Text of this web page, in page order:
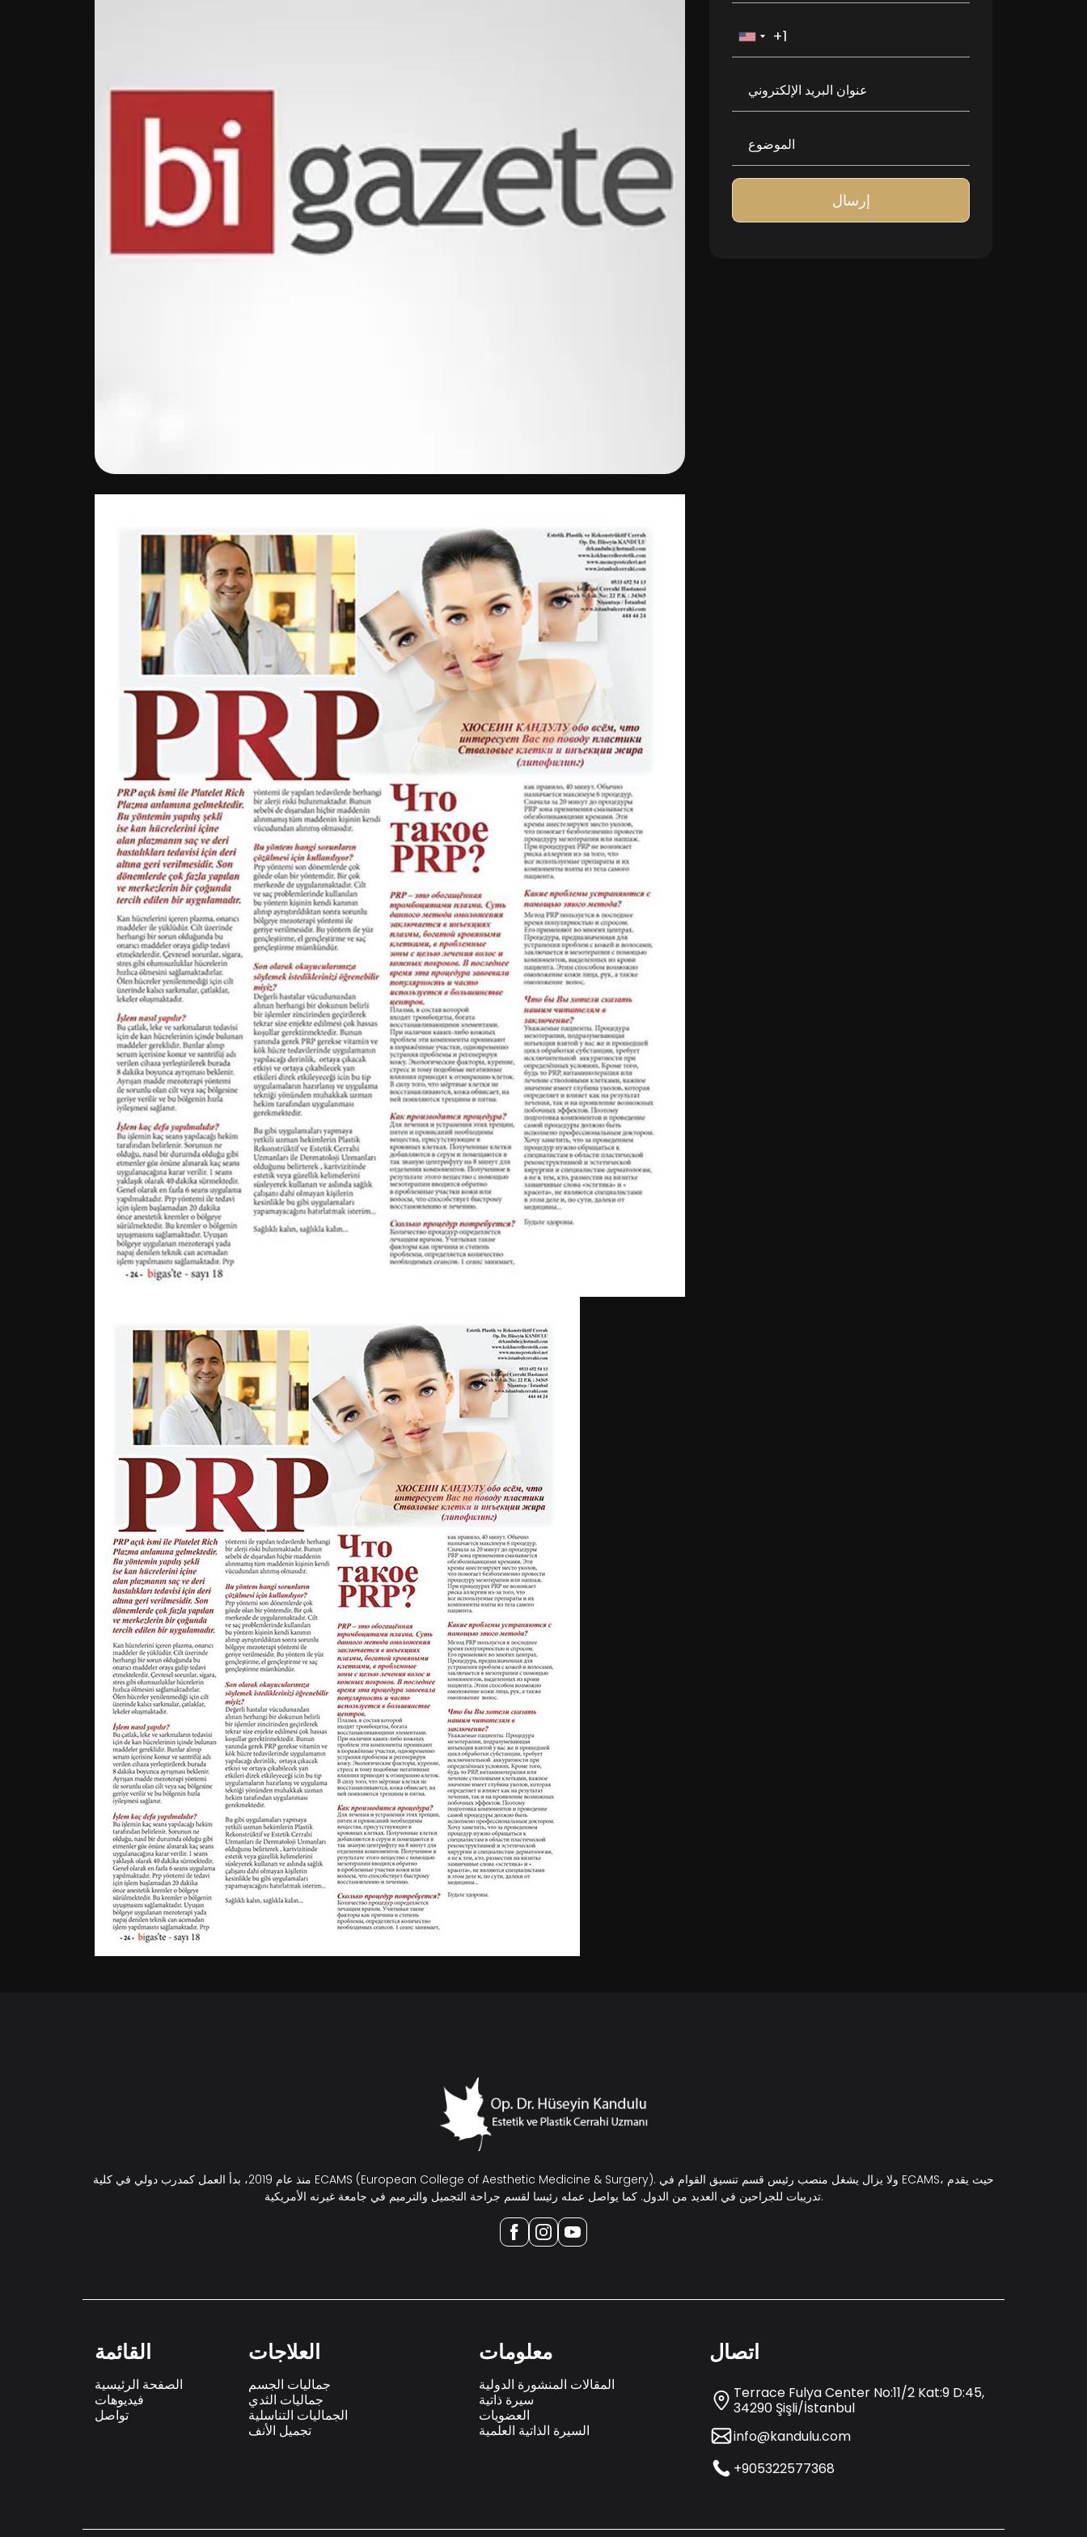
إرسال
منذ عام 2019، بدأ العمل كمدرب دولي في كلية ECAMS (European College of Aesthetic Medicine & Surgery). ولا يزال يشغل منصب رئيس قسم تنسيق القوام في ECAMS، حيث يقدم
تدريبات للجراحين في العديد من الدول. كما يواصل عمله رئيسا لقسم جراحة التجميل والترميم في جامعة غيرنه الأمريكية.
القائمة
الصفحة الرئيسية
فيديوهات
تواصل
العلاجات
جماليات الجسم
جماليات الثدي
الجماليات التناسلية
تجميل الأنف
معلومات
المقالات المنشورة الدولية
سيرة ذاتية
العضويات
السيرة الذاتية العلمية
اتصال
Terrace Fulya Center No:11/2 Kat:9 D:45,
34290 Şişli/İstanbul
info@kandulu.com
+905322577368